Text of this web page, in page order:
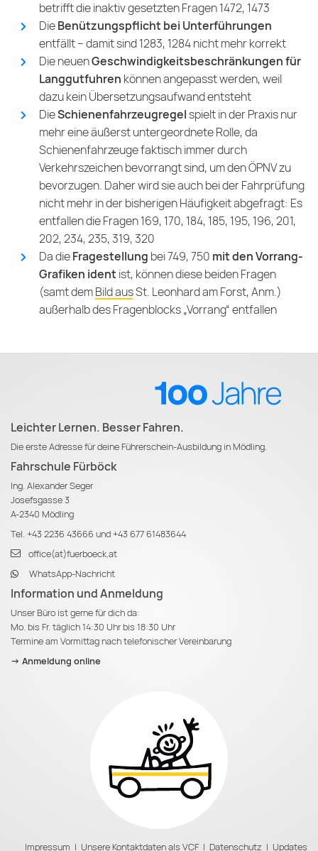
betrifft die inaktiv gesetzten Fragen 1472, 1473
DieBenützungspflicht bei Unterführungen
entfällt – damit sind 1283, 1284 nicht mehr korrekt
Die neuenGeschwindigkeitsbeschränkungen für
Langgutfuhren können angepasst werden, weil
dazu kein Übersetzungsaufwand entsteht
DieSchienenfahrzeugregel spielt in der Praxis nur
mehr eine äußerst untergeordnete Rolle, da
Schienenfahrzeuge faktisch immer durch
Verkehrszeichen bevorrangt sind, um den ÖPNV zu
bevorzugen. Daher wird sie auch bei der Fahrprüfung
nicht mehr in der bisherigen Häufigkeit abgefragt: Es
entfallen die Fragen 169, 170, 184, 185, 195, 196, 201,
202, 234, 235, 319, 320
Da dieFragestellung bei 749, 750 mit den Vorrang-
Grafiken ident ist, können diese beiden Fragen
(samt demBild aus St. Leonhard am Forst, Anm.)
außerhalb des Fragenblocks „Vorrang“ entfallen
Leichter Lernen. Besser Fahren.
Die erste Adresse für deine Führerschein-Ausbildung in Mödling.
Fahrschule Fürböck
Ing. Alexander Seger
Josefsgasse 3
A-2340 Mödling
Tel. +43 2236 43666 und+43 677 61483644
office(at)fuerboeck.at
WhatsApp-Nachricht
Information und Anmeldung
Unser Büro ist gerne für dich da:
Mo. bis Fr. täglich 14:30 Uhr bis 18:30 Uhr
Termine am Vormittag nach telefonischer Vereinbarung
-> Anmeldung online
Impressum | Unsere Kontaktdaten als VCF | Datenschutz | Updates